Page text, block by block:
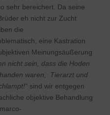
sehr bereichert. Da seine
eh nicht zur Zucht
die
eine Kastration
Meinungsäußerung
nicht sein, dass die Hoden
waren, Tierarzt und
sind wir entgegen
objektive Behandlung